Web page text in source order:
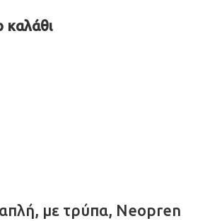
καλάθι
απλή, με τρύπα, Neopren